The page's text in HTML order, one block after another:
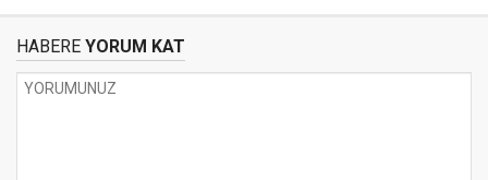
HABERE YORUM KAT